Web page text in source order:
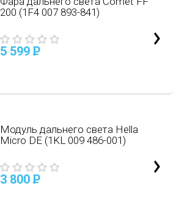
200 (1F4 007 893-841)
5 599 P
Модуль дальнего света Hella
Micro DE (1KL 009 486-001)
3 800 P